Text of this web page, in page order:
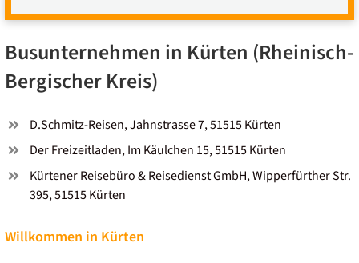
Busunternehmen in Kürten (Rheinisch-
Bergischer Kreis)
D.Schmitz-Reisen, Jahnstrasse 7, 51515 Kürten
Der Freizeitladen, Im Käulchen 15, 51515 Kürten
Kürtener Reisebüro & Reisedienst GmbH, Wipperfürther Str.
395, 51515 Kürten
Willkommen in Kürten